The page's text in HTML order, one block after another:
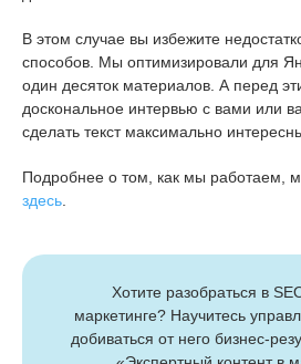
В этом случае вы избежите
способов. Мы оптимизировали для
один десяток материалов. А перед
доскональное интервью с вами или
сделать текст максимально
Подробнее о том, как мы работаем,
здесь
Хотите разобраться в
маркетинге? Научитесь
добиваться от него бизнес-